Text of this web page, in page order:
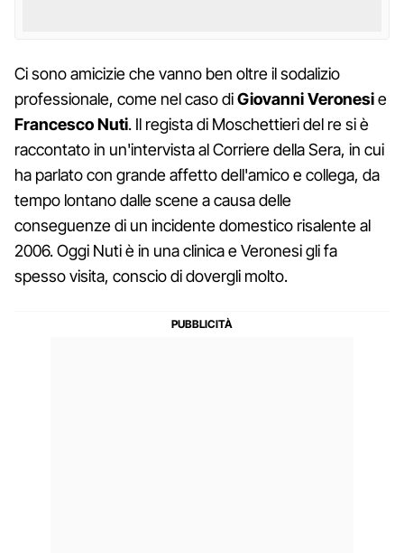
Ci sono amicizie che vanno ben oltre il sodalizio
professionale, come nel caso diGiovanni Veronesie
Francesco Nuti. Il regista di Moschettieri del re si è
raccontato in un'intervista al Corriere della Sera, in cui
ha parlato con grande affetto dell'amico e collega, da
tempo lontano dalle scene a causa delle
conseguenze di un incidente domestico risalente al
2006. Oggi Nuti è in una clinica e Veronesi gli fa
spesso visita, conscio di dovergli molto.